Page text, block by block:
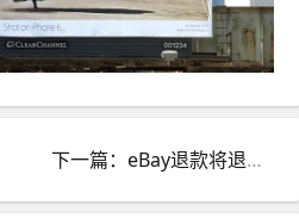
下一篇：eBay退款将退到哪里？退款需要多长时间到账？